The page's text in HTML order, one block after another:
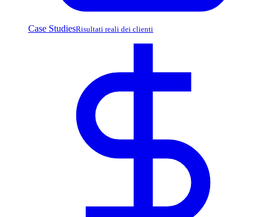
Case StudiesRisultati reali dei clienti